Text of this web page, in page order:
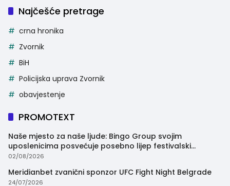
Najčešće pretrage
crna hronika
Zvornik
BiH
Policijska uprava Zvornik
obavjestenje
PROMOTEXT
Naše mjesto za naše ljude: Bingo Group svojim
uposlenicima posvećuje posebno lijep festivalski
trenutak
02/08/2026
Meridianbet zvanični sponzor UFC Fight Night Belgrade
24/07/2026